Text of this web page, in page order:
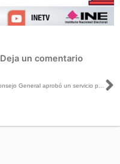
Deja un comentario
El Consejo General aprobó un servicio para el reporte de credenciales extraviadas.